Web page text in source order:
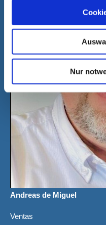
Nur
Andreas de Miguel
Ventas